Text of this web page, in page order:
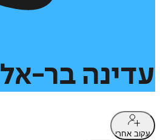
עדינה בר-אל
עקוב אחרי